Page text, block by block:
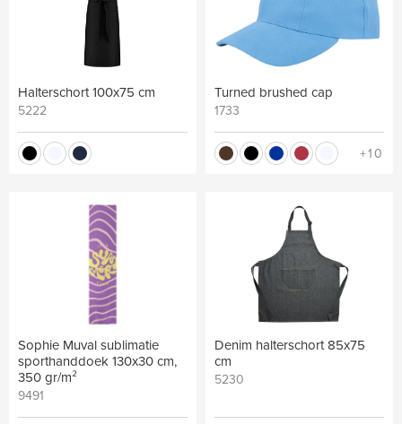
Halterschort 100x75 cm
5222
Turned brushed cap
1733
+10
Sophie Muval sublimatie
sporthanddoek 130x30 cm,
350 gr/m²
9491
Denim halterschort 85x75
cm
5230